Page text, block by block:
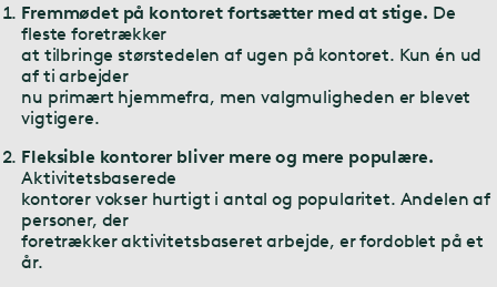
Fremmødet på kontoret fortsætter med at stige. De
fleste foretrækker
at tilbringe størstedelen af ugen på kontoret. Kun én ud
af ti arbejder
nu primært hjemmefra, men valgmuligheden er blevet
vigtigere.
Fleksible kontorer bliver mere og mere populære.
Aktivitetsbaserede
kontorer vokser hurtigt i antal og popularitet. Andelen af
personer, der
foretrækker aktivitetsbaseret arbejde, er fordoblet på et
år.